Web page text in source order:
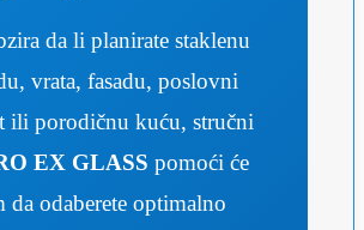
da li planirate staklenu
vrata, fasadu, poslovni
ili porodičnu kuću, stručni
EX GLASS pomoći će
da odaberete optimalno